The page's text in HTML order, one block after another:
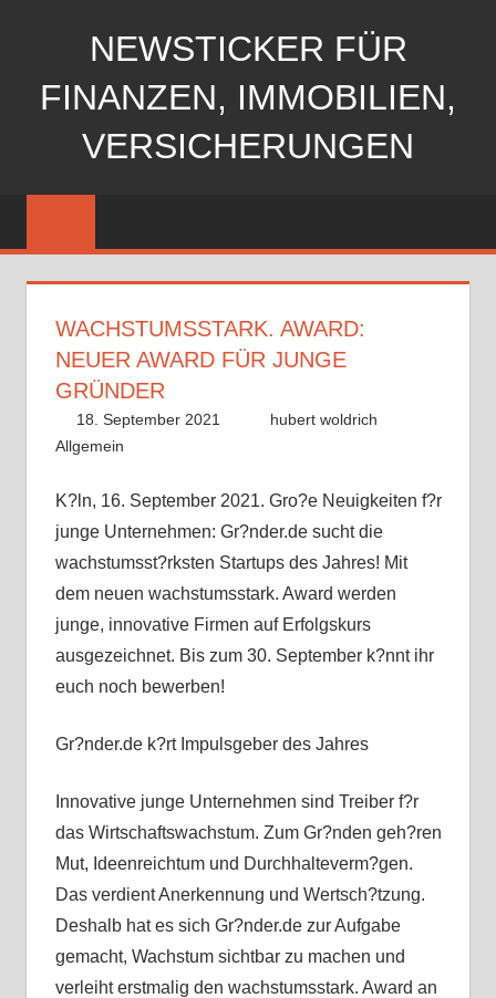
NEWSTICKER FÜR
FINANZEN, IMMOBILIEN,
VERSICHERUNGEN
WACHSTUMSSTARK. AWARD:
NEUER AWARD FÜR JUNGE
GRÜNDER
18. September 2021
hubert woldrich
Allgemein
K?ln, 16. September 2021. Gro?e Neuigkeiten f?r
junge Unternehmen: Gr?nder.de sucht die
wachstumsst?rksten Startups des Jahres! Mit
dem neuen wachstumsstark. Award werden
junge, innovative Firmen auf Erfolgskurs
ausgezeichnet. Bis zum 30. September k?nnt ihr
euch noch bewerben!
Gr?nder.de k?rt Impulsgeber des Jahres
Innovative junge Unternehmen sind Treiber f?r
das Wirtschaftswachstum. Zum Gr?nden geh?ren
Mut, Ideenreichtum und Durchhalteverm?gen.
Das verdient Anerkennung und Wertsch?tzung.
Deshalb hat es sich Gr?nder.de zur Aufgabe
gemacht, Wachstum sichtbar zu machen und
verleiht erstmalig den wachstumsstark. Award an